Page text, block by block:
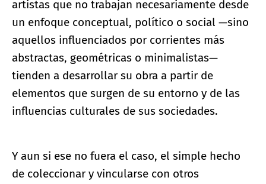
artistas que no trabajan necesariamente desde
un enfoque conceptual, político o social —sino
aquellos influenciados por corrientes más
abstractas, geométricas o minimalistas—
tienden a desarrollar su obra a partir de
elementos que surgen de su entorno y de las
influencias culturales de sus sociedades.
Y aun si ese no fuera el caso, el simple hecho
de coleccionar y vincularse con otros